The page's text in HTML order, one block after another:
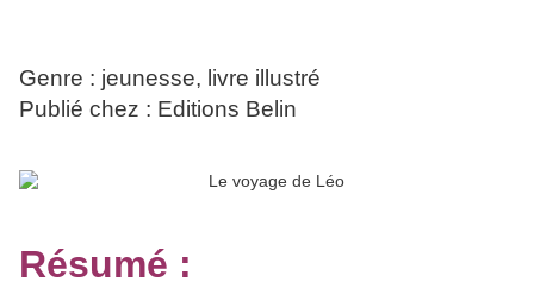
Genre : jeunesse, livre illustré
Publié chez : Editions Belin
Résumé :